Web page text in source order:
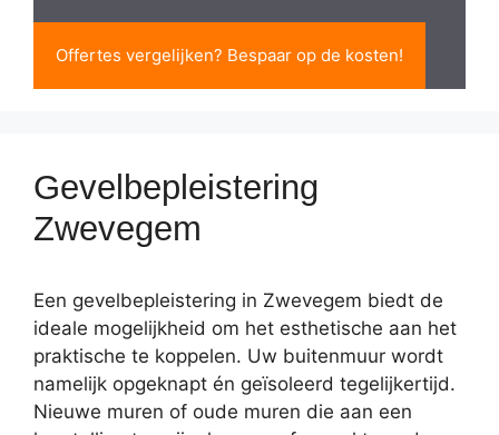
Offertes vergelijken? Bespaar op de kosten!
Gevelbepleistering
Zwevegem
Een gevelbepleistering in Zwevegem biedt de
ideale mogelijkheid om het esthetische aan het
praktische te koppelen. Uw buitenmuur wordt
namelijk opgeknapt én geïsoleerd tegelijkertijd.
Nieuwe muren of oude muren die aan een